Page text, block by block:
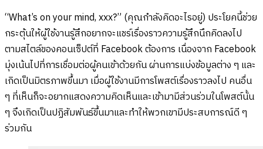
“What’s on your mind, xxx?” (คุณกำลังคิดอะไรอยู่) ประโยคนี้ช่วย
กระตุ้นให้ผู้ใช้งานรู้สึกอยากจะแชร์เรื่องราวความรู้สึกนึกคิดลงไป
ตามสไตล์ของคอนเซ็ปต์ที่ Facebook ต้องการ เนื่องจาก Facebook
มุ่งเน้นไปที่การเชื่อมต่อผู้คนเข้าด้วยกัน ผ่านการแบ่งข้อมูลต่าง ๆ และ
เกิดเป็นมิตรภาพขึ้นมา เมื่อผู้ใช้งานมีการโพสต์เรื่องราวลงไป คนอื่น
ๆ ที่เห็นก็จะอยากแสดงความคิดเห็นและเข้ามามีส่วนร่วมในโพสต์นั้น
ๆ จึงเกิดเป็นปฏิสัมพันธ์ขึ้นมาและทำให้พวกเขามีประสบการณ์ดี ๆ
ร่วมกัน